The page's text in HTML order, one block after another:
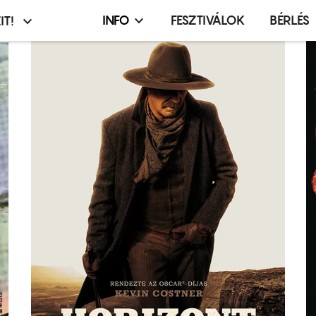
Infó,
esemény,
terembérlés
menü
INFO FESZTIVÁLOK BÉRLÉS